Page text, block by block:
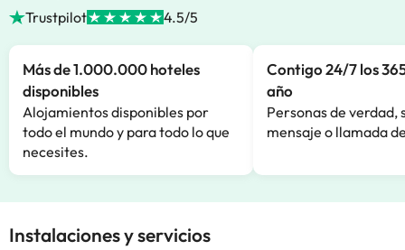
Trustpilot 4.5/5
Más de 1.000.000 hoteles
disponibles
Alojamientos disponibles por
todo el mundo y para todo lo que
necesites.
Contigo 24/7 los
año
Personas de verdad,
mensaje o llamada
Instalaciones y servicios